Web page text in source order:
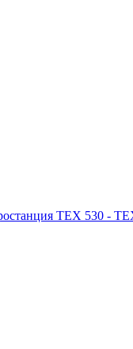
ТЕХ 530 -